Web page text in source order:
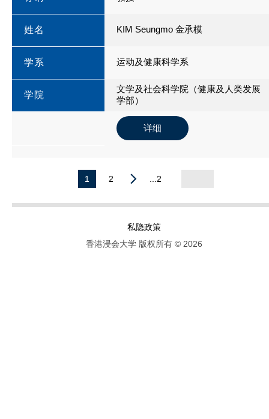
姓名 KIM Seungmo 金承模
学系 运动及健康科学系
学院
文学及社会科学院（健康及人类发展
学部）
详细
1 2 ...2
私隐政策
香港浸会大学 版权所有 © 2026